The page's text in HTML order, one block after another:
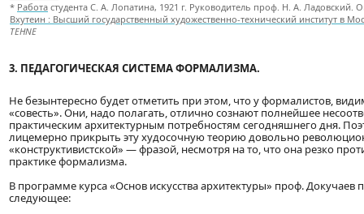
* Работа студента С. А. Лопатина, 1921 г. Руководитель проф. Н. А. Ладовский.
Вхутеин : Высший государственный художественно-технический институт в
TEHNE
3. ПЕДАГОГИЧЕСКАЯ СИСТЕМА ФОРМАЛИЗМА.
Не безынтересно будет отметить при этом, что у формалистов,
«совесть». Они, надо полагать, отлично сознают полнейшее
практическим архитектурным потребностям сегодняшнего дня.
лицемерно прикрыть эту худосочную теорию довольно
«конструктивистской» — фразой, несмотря на то, что она резко
практике формализма.
В программе курса «Основ искусства архитектуры» проф.
следующее: